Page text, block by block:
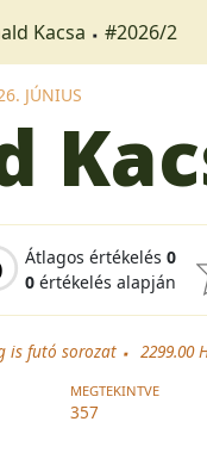
Kacsa #2026/2
JÚNIUS
Átlagos értékelés 0
0 értékelés alapján
is futó sorozat 2299.00
MEGTEKINTVE
357